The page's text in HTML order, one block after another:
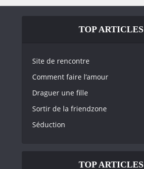
TOP ARTICLES
Site de rencontre
Comment faire l’amour
Draguer une fille
Sortir de la friendzone
Séduction
TOP ARTICLES